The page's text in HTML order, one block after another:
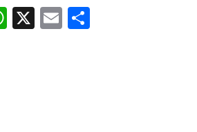
W
ha
X E
m
Pa
rt